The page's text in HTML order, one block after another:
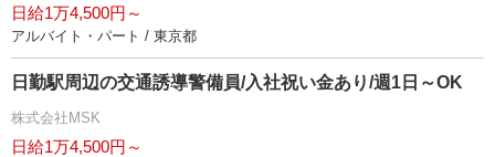
日給1万4,500円～
アルバイト・パート / 東京都
日勤駅周辺の交通誘導警備員/入社祝い金あり/週1日～OK
株式会社MSK
日給1万4,500円～